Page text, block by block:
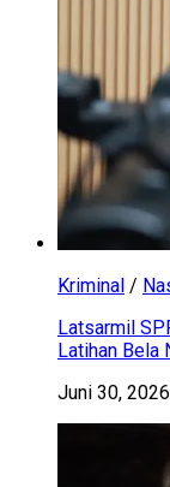
Kriminal /
Latsarmil
Latihan Bela
Juni 30, 2026